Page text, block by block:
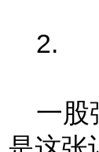
2.
一股